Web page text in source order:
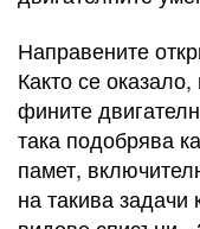
Направените
Както се
фините
така подобрява
памет,
на такива задачи